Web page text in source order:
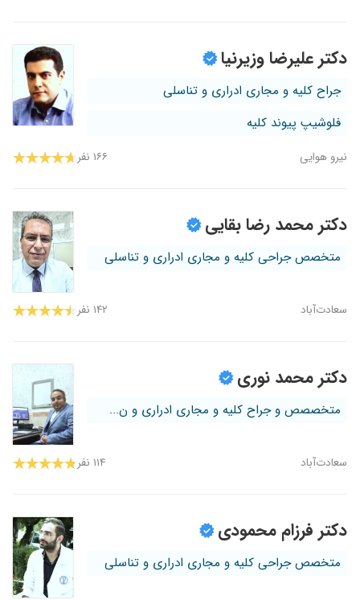
دکتر علیرضا وزیرنیا
جراح کلیه و مجاری ادراری و تناسلی
فلوشیپ پیوند کلیه
نیرو هوایی ۱۶۶ نفر
دکتر محمد رضا بقایی
متخصص جراحی کلیه و مجاری ادراری و تناسلی
سعادت‌آباد ۱۴۲ نفر
دکتر محمد نوری
متخصصص و جراح کلیه و مجاری ادراری و ن...
سعادت‌آباد ۱۱۴ نفر
دکتر فرزام محمودی
متخصص جراحی کلیه و مجاری ادراری و تناسلی